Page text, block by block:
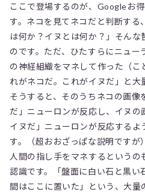
ここで登場するのが、Googleお
す。ネコを見てネコだと判断する
は何か？イヌとは何か？」そん
のです。ただ、ひたすらにニュ
の神経組織をマネして作った（こ
れがネコだ。これがイヌだ」と大
そうすると、そのうちネコの画像
だ」ニューロンが反応し、イヌ
イヌだ」ニューロンが反応するよ
す。（超おおざっぱな説明ですが）
人間の指し手をマネするという
認識です。「盤面に白い石と黒い
間はここに置いた」という、大量